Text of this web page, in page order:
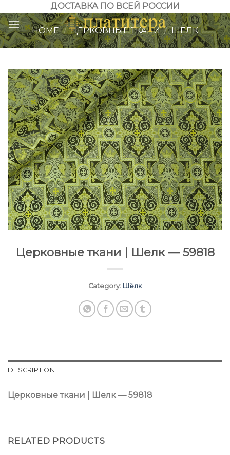
to
content
ДОСТАВКА ПО ВСЕЙ РОССИИ
HOME / ЦЕРКОВНЫЕ ТКАНИ / ШЁЛК
Церковные ткани | Шелк — 59818
Category: Шёлк
DESCRIPTION
Церковные ткани | Шелк — 59818
RELATED PRODUCTS